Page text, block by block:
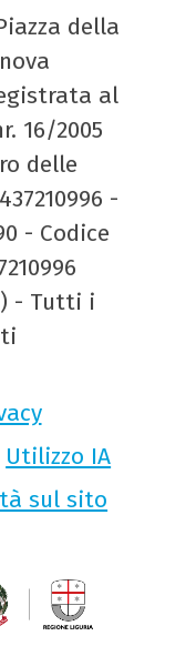
della
al
16/2005
delle
-
- Codice
- Tutti i
Utilizzo IA
sul sito